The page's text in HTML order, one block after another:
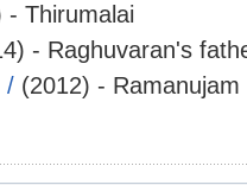
- Thirumalai
- Raghuvaran's
/ (2012) - Ramanujam